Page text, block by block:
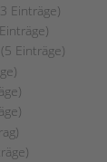
Einträge)
Einträge)